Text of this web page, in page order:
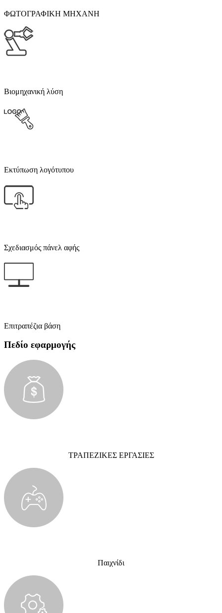
ΦΩΤΟΓΡΑΦΙΚΗ ΜΗΧΑΝΗ
Βιομηχανική λύση
Εκτύπωση λογότυπου
Σχεδιασμός πάνελ αφής
Επιτραπέζια βάση
Πεδίο εφαρμογής
ΤΡΑΠΕΖΙΚΕΣ ΕΡΓΑΣΙΕΣ
Παιχνίδι